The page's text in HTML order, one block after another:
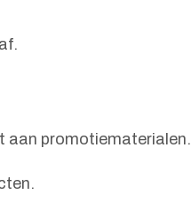
aan promotiematerialen.